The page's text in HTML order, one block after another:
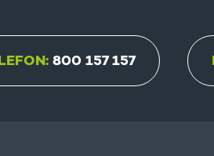
800 157 157